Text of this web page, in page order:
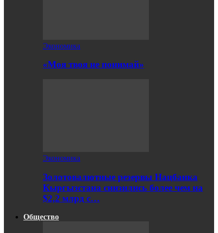
Экономика
«Моя твоя не понимай»
Экономика
Золотовалютные резервы Нацбанка
Кыргызстана снизились более чем на
$2,2 млрд с…
Общество